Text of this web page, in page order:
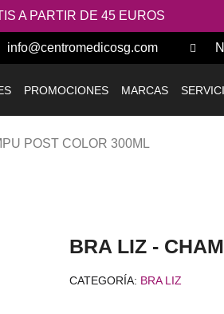
A PARTIR DE 45 EUROS
info@centromedicosg.com
PROMOCIONES MARCAS
POST COLOR 300ML
BRA LIZ -
CATEGORÍA BRA LIZ